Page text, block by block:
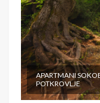
APARTMANI
POTKROVLJE